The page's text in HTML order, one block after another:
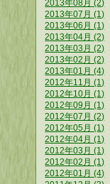
2013年08月 (2)
2013年07月 (1)
2013年06月 (1)
2013年04月 (2)
2013年03月 (2)
2013年02月 (2)
2013年01月 (4)
2012年11月 (1)
2012年10月 (1)
2012年09月 (1)
2012年07月 (2)
2012年05月 (1)
2012年04月 (1)
2012年03月 (1)
2012年02月 (1)
2012年01月 (4)